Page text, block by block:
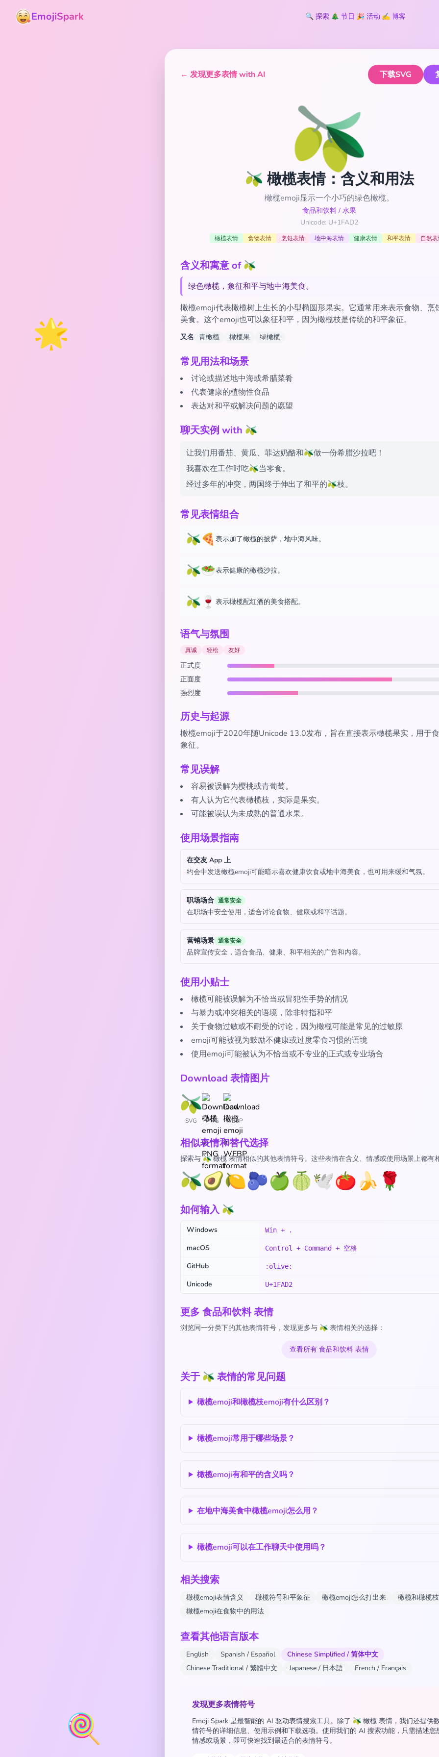
🌟
🍭
EmojiSpark 🔍 探索 🎄 节日 🎉 活动 ✍️ 博客
← 发现更多表情 with AI 下载SVG
🫒
🫒 橄榄表情：含义和用法
橄榄emoji显示一个小巧的绿色橄榄。
食品和饮料 / 水果
Unicode: U+1FAD2
橄榄表情 食物表情 烹饪表情 地中海表情 健康表情 和平表情 自然
含义和寓意 of 🫒
绿色橄榄，象征和平与地中海美食。
橄榄emoji代表橄榄树上生长的小型椭圆形果实。它通常用来表示食物、烹
美食。这个emoji也可以象征和平，因为橄榄枝是传统的和平象征。
又名 青橄榄 橄榄果 绿橄榄
常见用法和场景
讨论或描述地中海或希腊菜肴
代表健康的植物性食品
表达对和平或解决问题的愿望
聊天实例 with 🫒
让我们用番茄、黄瓜、菲达奶酪和🫒做一份希腊沙拉吧！
我喜欢在工作时吃🫒当零食。
经过多年的冲突，两国终于伸出了和平的🫒枝。
常见表情组合
🫒🍕 表示加了橄榄的披萨，地中海风味。
🫒🥗表示健康的橄榄沙拉。
🫒🍷 表示橄榄配红酒的美食搭配。
语气与氛围
真诚 轻松 友好
正式度
正面度
强烈度
历史与起源
橄榄emoji于2020年随Unicode 13.0发布，旨在直接表示橄榄果实，用于
象征。
常见误解
容易被误解为樱桃或青葡萄。
有人认为它代表橄榄枝，实际是果实。
可能被误认为未成熟的普通水果。
使用场景指南
在交友 App 上
约会中发送橄榄emoji可能暗示喜欢健康饮食或地中海美食，也可用来缓和气氛。
职场场合 通常安全
在职场中安全使用，适合讨论食物、健康或和平话题。
营销场景 通常安全
品牌宣传安全，适合食品、健康、和平相关的广告和内容。
使用小贴士
橄榄可能被误解为不恰当或冒犯性手势的情况
与暴力或冲突相关的语境，除非特指和平
关于食物过敏或不耐受的讨论，因为橄榄可能是常见的过敏原
emoji可能被视为鼓励不健康或过度零食习惯的语境
使用emoji可能被认为不恰当或不专业的正式或专业场合
Download 表情图片
SVG PNG WEBP
相似表情和替代选择
探索与 🫒 橄榄 表情相似的其他表情符号。这些表情在含义、情感或使用场景上都有
🫒🥑🍋🫐🍏🍈🕊️🍅🍌 🌹
如何输入 🫒
Windows Win + .
macOS Control + Command + 空格
GitHub :olive:
Unicode U+1FAD2
更多 食品和饮料 表情
浏览同一分类下的其他表情符号，发现更多与 🫒 表情相关的选择：
查看所有 食品和饮料 表情
关于 🫒 表情的常见问题
橄榄emoji和橄榄枝emoji有什么区别？
橄榄emoji常用于哪些场景？
橄榄emoji有和平的含义吗？
在地中海美食中橄榄emoji怎么用？
橄榄emoji可以在工作聊天中使用吗？
相关搜索
橄榄emoji表情含义 橄榄符号和平象征 橄榄emoji怎么打出来
橄榄和橄榄
橄榄emoji在食物中的用法
查看其他语言版本
English Spanish / Español
Chinese Simplified / 简体中文
Chinese Traditional / 繁體中文
Japanese / 日本語 French / Français
发现更多表情符号
Emoji Spark 是最智能的 AI 驱动表情搜索工具。除了 🫒 橄榄 表情，我们还提供
情符号的详细信息、使用示例和下载选项。使用我们的 AI 搜索功能，只需描述您
情感或场景，即可快速找到最适合的表情符号。